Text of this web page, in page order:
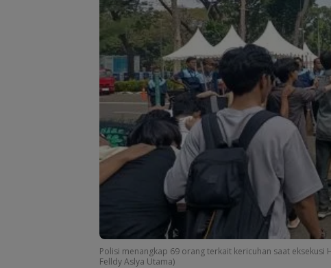
Polisi menangkap 69 orang terkait kericuhan saat eksekusi
Felldy Aslya Utama)